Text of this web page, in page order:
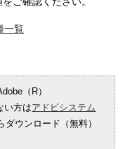
一覧
（R）
い方はアドビシステム
ダウンロード（無料）